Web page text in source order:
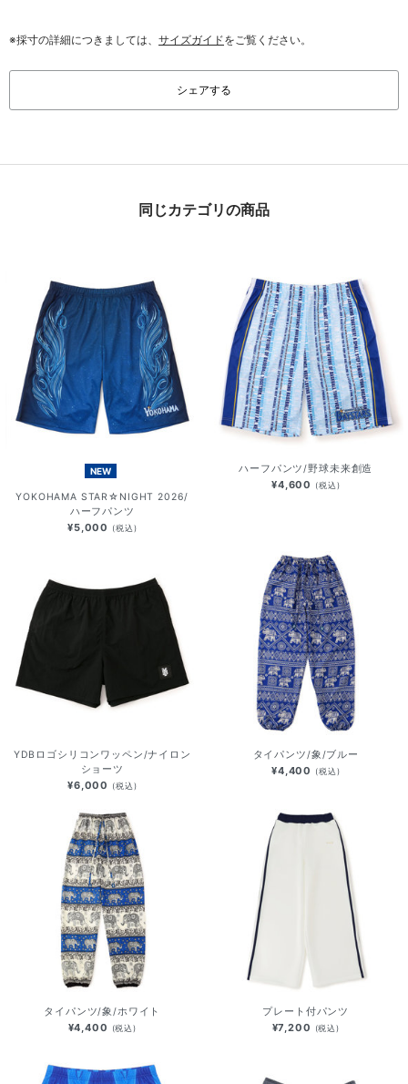
※採寸の詳細につきましては、 サイズガイドをご覧ください。
シェアする
同じカテゴリの商品
NEW
YOKOHAMA STAR☆NIGHT 2026/
ハーフパンツ
¥5,000 (税込)
ハーフパンツ/野球未来創造
¥4,600 (税込)
YDBロゴシリコンワッペン/ナイロン
ショーツ
¥6,000 (税込)
タイパンツ/象/ブルー
¥4,400 (税込)
タイパンツ/象/ホワイト
¥4,400 (税込)
プレート付パンツ
¥7,200 (税込)